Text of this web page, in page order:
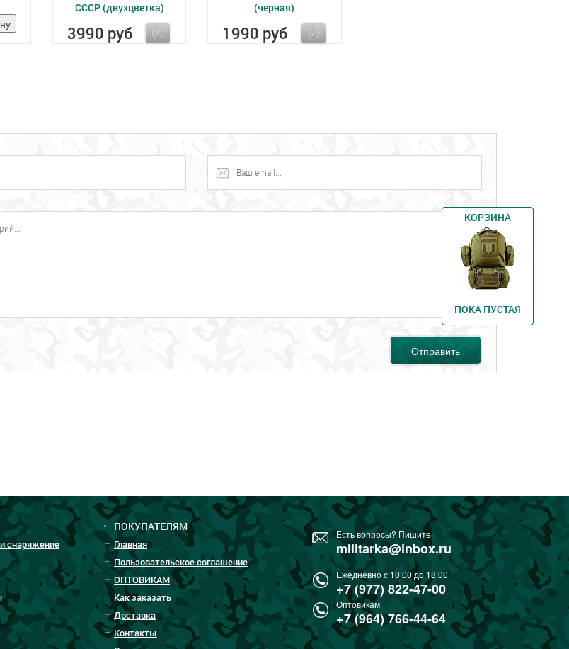
СССР (двухцветка)
3990 руб
(черная)
1990 руб
Отправить
Есть вопросы? Пишите!
militarka@inbox.ru
Ежедневно с 10:00 до 18:00
+7 (977) 822-47-00
Оптовикам
+7 (964) 766-44-64
снаряжение
ПОКУПАТЕЛЯМ
Главная
Пользовательское соглашение
ОПТОВИКАМ
Как заказать
Доставка
Контакты
КОРЗИНА
ПОКА ПУСТАЯ